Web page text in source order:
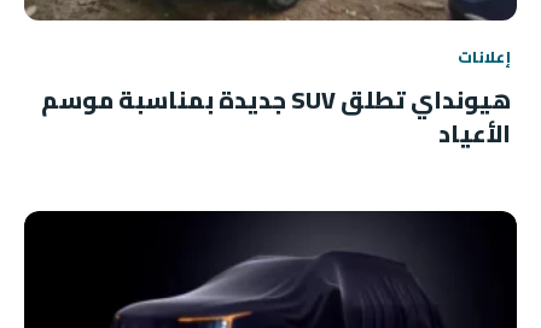
إعلانات
هيونداي تطلق SUV جديدة بمناسبة موسم
الأعياد